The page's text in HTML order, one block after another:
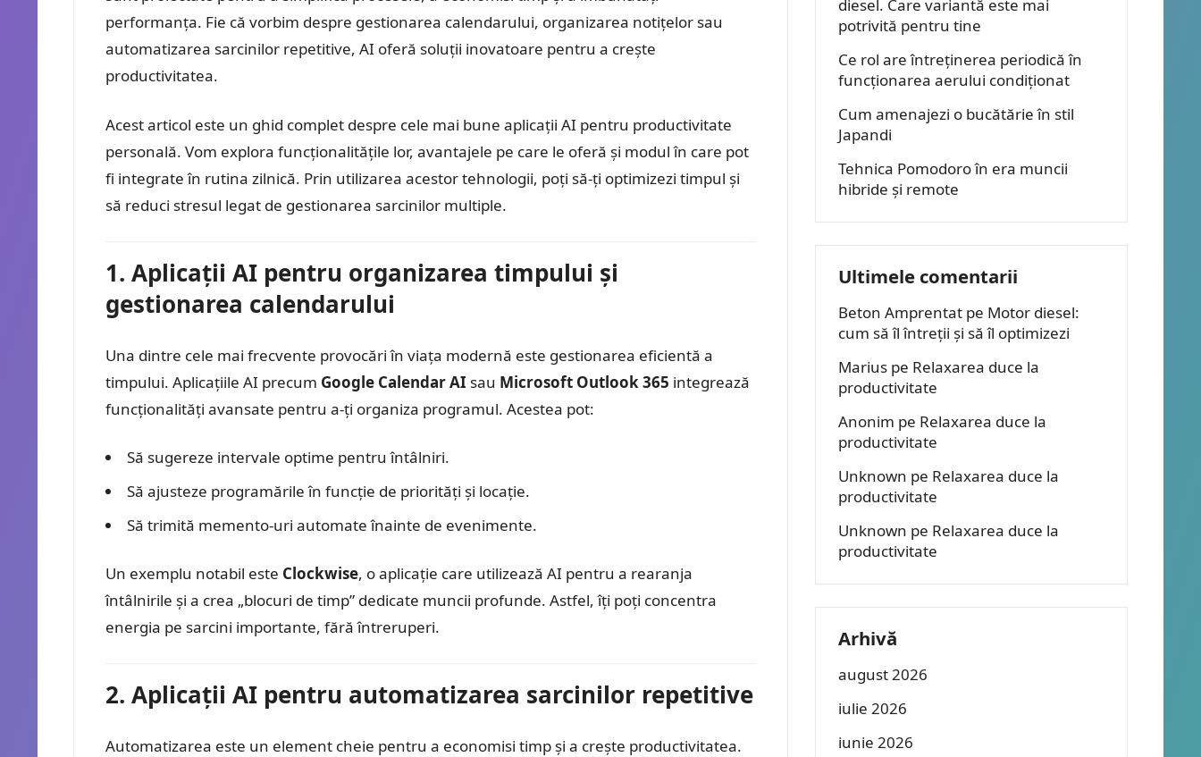
performanța. Fie că vorbim despre gestionarea calendarului, organizarea notițelor sau
automatizarea sarcinilor repetitive, AI oferă soluții inovatoare pentru a crește
productivitatea.
Acest articol este un ghid complet despre cele mai bune aplicații AI pentru productivitate
personală. Vom explora funcționalitățile lor, avantajele pe care le oferă și modul în care pot
fi integrate în rutina zilnică. Prin utilizarea acestor tehnologii, poți să-ți optimizezi timpul și
să reduci stresul legat de gestionarea sarcinilor multiple.
1. Aplicații AI pentru organizarea timpului și
gestionarea calendarului
Una dintre cele mai frecvente provocări în viața modernă este gestionarea eficientă a
timpului. Aplicațiile AI precum Google Calendar AI sau Microsoft Outlook 365 integrează
funcționalități avansate pentru a-ți organiza programul. Acestea pot:
Să sugereze intervale optime pentru întâlniri.
Să ajusteze programările în funcție de priorități și locație.
Să trimită memento-uri automate înainte de evenimente.
Un exemplu notabil este Clockwise, o aplicație care utilizează AI pentru a rearanja
întâlnirile și a crea „blocuri de timp” dedicate muncii profunde. Astfel, îți poți concentra
energia pe sarcini importante, fără întreruperi.
2. Aplicații AI pentru automatizarea sarcinilor repetitive
Automatizarea este un element cheie pentru a economisi timp și a crește productivitatea.
diesel. Care variantă este mai
potrivită pentru tine
Ce rol are întreținerea periodică în
funcționarea aerului condiționat
Cum amenajezi o bucătărie în stil
Japandi
Tehnica Pomodoro în era muncii
hibride și remote
Ultimele comentarii
Beton Amprentat pe Motor diesel:
cum să îl întreții și să îl optimizezi
Marius pe Relaxarea duce la
productivitate
Anonim pe Relaxarea duce la
productivitate
Unknown pe Relaxarea duce la
productivitate
Unknown pe Relaxarea duce la
productivitate
Arhivă
august 2026
iulie 2026
iunie 2026